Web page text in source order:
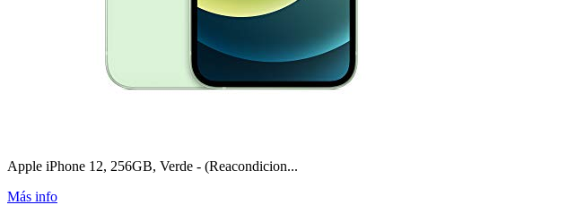
Apple iPhone 12, 256GB, Verde - (Reacondicion...
Más info